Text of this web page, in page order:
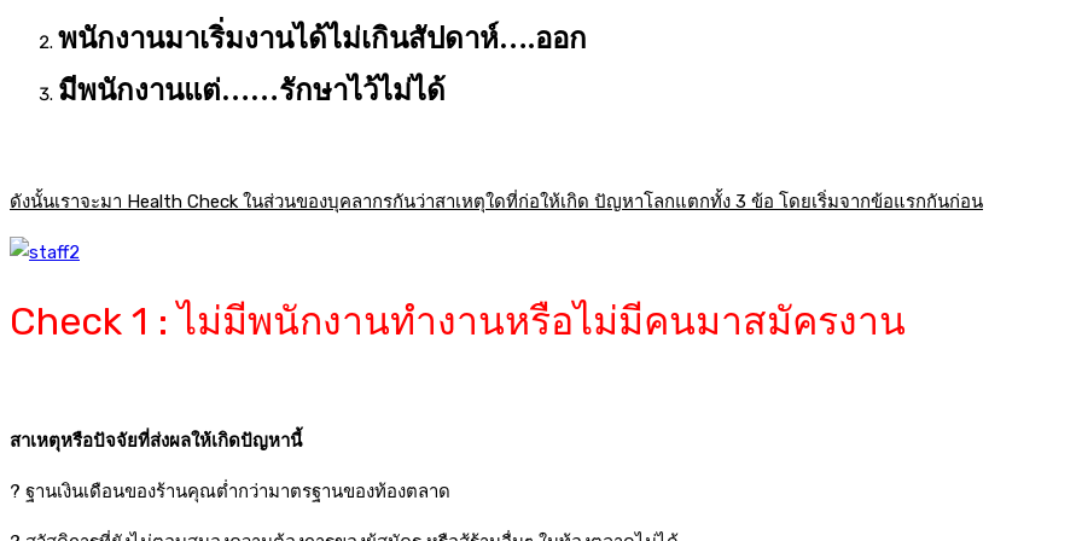
พนักงานมาเริ่มงานได้ไม่เกินสัปดาห์….ออก
มีพนักงานแต่……รักษาไว้ไม่ได้
ดังนั้นเราจะมา Health Check ในส่วนของบุคลากรกันว่าสาเหตุใดที่ก่อให้เกิด ปัญหาโลกแตกทั้ง 3 ข้อ โดยเริ่มจากข้อแรกกันก่อน
Check 1 : ไม่มีพนักงานทำงานหรือไม่มีคนมาสมัครงาน
สาเหตุหรือปัจจัยที่ส่งผลให้เกิดปัญหานี้
? ฐานเงินเดือนของร้านคุณต่ำกว่ามาตรฐานของท้องตลาด